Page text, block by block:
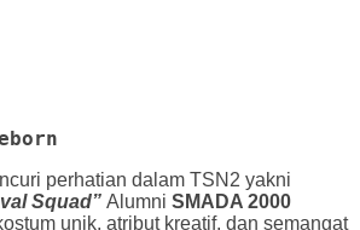
perhatian dalam TSN2 yakni
Squad” Alumni SMADA 2000
unik, atribut kreatif, dan semangat